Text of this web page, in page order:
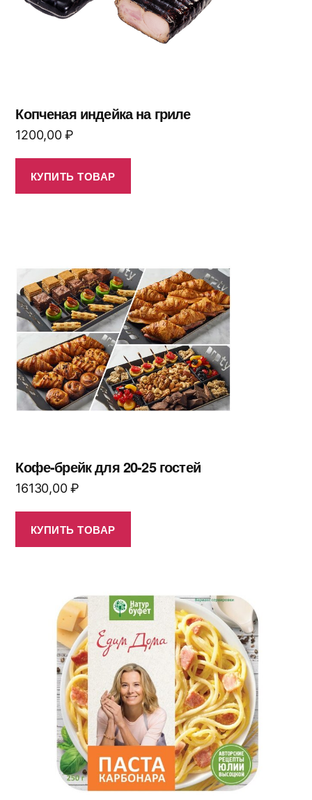
Копченая индейка на гриле
1200,00₽
КУПИТЬ ТОВАР
Кофе-брейк для 20-25 гостей
16130,00₽
КУПИТЬ ТОВАР